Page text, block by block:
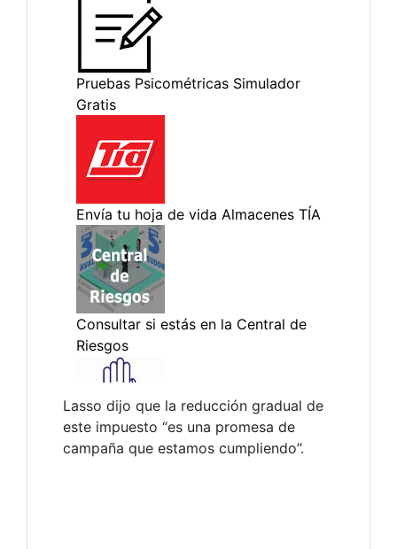
Lasso dijo que la reducción gradual de
este impuesto “es una promesa de
campaña que estamos cumpliendo”.